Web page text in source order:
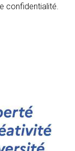
confidentialité.